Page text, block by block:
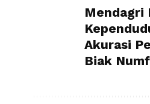
Mendagri
Akurasi
Biak